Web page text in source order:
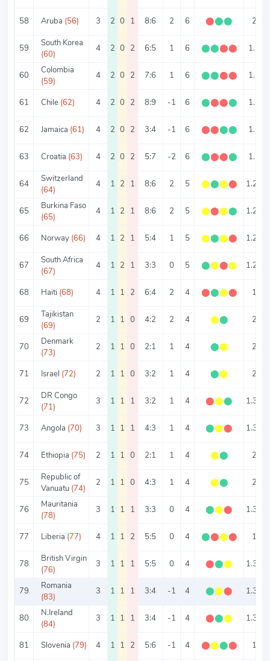
58 Aruba (56) 3 2 0 1 8:6 2 6 ⬤⬤⬤ 2
59
South Korea
(60)
4 2 0 2 6:5 1 6 ⬤⬤⬤⬤ 1.5
60
Colombia
(59)
4 2 0 2 7:6 1 6 ⬤⬤⬤⬤ 1.5
61 Chile (62) 4 2 0 2 8:9 -1 6 ⬤⬤⬤⬤ 1.5
62 Jamaica (61) 4 2 0 2 3:4 -1 6 ⬤⬤⬤⬤ 1.5
63 Croatia (63) 4 2 0 2 5:7 -2 6 ⬤⬤⬤⬤ 1.5
64
Switzerland
(64)
4 1 2 1 8:6 2 5 ⬤⬤⬤⬤ 1.25
65
Burkina Faso
(65)
4 1 2 1 8:6 2 5 ⬤⬤⬤⬤ 1.25
66 Norway (66) 4 1 2 1 5:4 1 5 ⬤⬤⬤⬤ 1.25
67
South Africa
(67)
4 1 2 1 3:3 0 5 ⬤⬤⬤⬤ 1.25
68 Haiti (68) 4 1 1 2 6:4 2 4 ⬤⬤⬤⬤ 1
69
Tajikistan
(69)
2 1 1 0 4:2 2 4 ⬤⬤ 2
70
Denmark
(73)
2 1 1 0 2:1 1 4 ⬤⬤ 2
71 Israel (72) 2 1 1 0 3:2 1 4 ⬤⬤ 2
72
DR Congo
(71)
3 1 1 1 3:2 1 4 ⬤⬤⬤ 1.33
73 Angola (70) 3 1 1 1 4:3 1 4 ⬤⬤⬤ 1.33
74 Ethiopia (75) 2 1 1 0 2:1 1 4 ⬤⬤ 2
75
Republic of
Vanuatu (74)
2 1 1 0 4:3 1 4 ⬤⬤ 2
76
Mauritania
(78)
3 1 1 1 3:3 0 4 ⬤⬤⬤ 1.33
77 Liberia (77) 4 1 1 2 5:5 0 4 ⬤⬤⬤⬤ 1
78
British Virgin
(76)
3 1 1 1 5:5 0 4 ⬤⬤⬤ 1.33
79
Romania
(83)
3 1 1 1 3:4 -1 4 ⬤⬤⬤ 1.33
80
N.Ireland
(84)
3 1 1 1 3:4 -1 4 ⬤⬤⬤ 1.33
81 Slovenia (79) 4 1 1 2 5:6 -1 4 ⬤⬤⬤⬤ 1